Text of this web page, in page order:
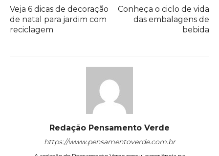
Veja 6 dicas de decoração
de natal para jardim com
reciclagem
Conheça o ciclo de vida
das embalagens de
bebida
Redação Pensamento Verde
https://www.pensamentoverde.com.br